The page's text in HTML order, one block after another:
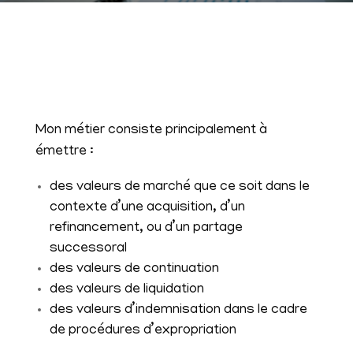
Mon métier consiste principalement à
émettre :
des valeurs de marché que ce soit dans le
contexte d’une acquisition, d’un
refinancement, ou d’un partage
successoral
des valeurs de continuation
des valeurs de liquidation
des valeurs d’indemnisation dans le cadre
de procédures d’expropriation